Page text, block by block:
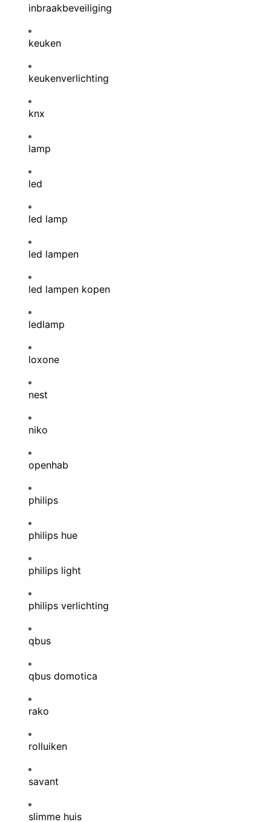
inbraakbeveiliging
keuken
keukenverlichting
knx
lamp
led
led lamp
led lampen
led lampen kopen
ledlamp
loxone
nest
niko
openhab
philips
philips hue
philips light
philips verlichting
qbus
qbus domotica
rako
rolluiken
savant
slimme huis